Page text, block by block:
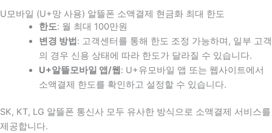
U모바일 (U+망 사용) 알뜰폰 소액결제 현금화 최대 한도
한도: 월 최대 100만원
변경 방법 : 고객센터를 통해 한도 조정 가능하며, 일부 고객
의 경우 신용 상태에 따라 한도가 달라질 수 있습니다.
U+알뜰모바일 앱/웹 : U+유모바일 앱 또는 웹사이트에서
소액결제 한도를 확인하고 설정할 수 있습니다.
SK, KT, LG 알뜰폰 통신사 모두 유사한 방식으로 소액결제 서비스를
제공합니다.